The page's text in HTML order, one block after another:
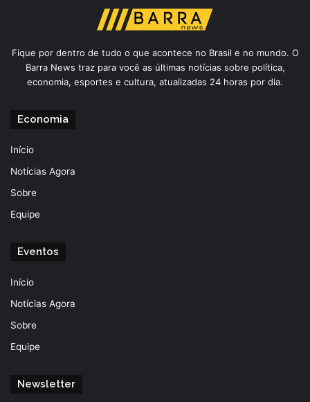
Fique por dentro de tudo o que acontece no Brasil e no mundo. O
Barra News traz para você as últimas notícias sobre política,
economia, esportes e cultura, atualizadas 24 horas por dia.
Economia
Início
Notícias Agora
Sobre
Equipe
Eventos
Início
Notícias Agora
Sobre
Equipe
Newsletter